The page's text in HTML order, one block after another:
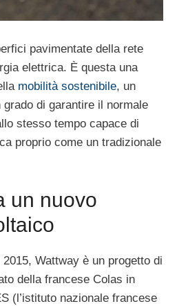
pavimentate della rete
elettrica. È questa una
mobilità sostenibile, un
grado di garantire il normale
stesso tempo capace di
proprio come un tradizionale
un nuovo
Wattway è un progetto di
della francese Colas in
(l’istituto nazionale francese